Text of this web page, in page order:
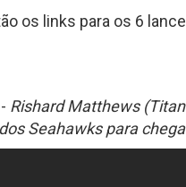
os links para os 6
- Rishard Matthews
Seahawks para